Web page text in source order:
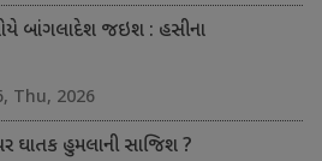
બાંગલાદેશ જઇશ : હસીના
Thu, 2026
ઘાતક હુમલાની સાજિશ ?